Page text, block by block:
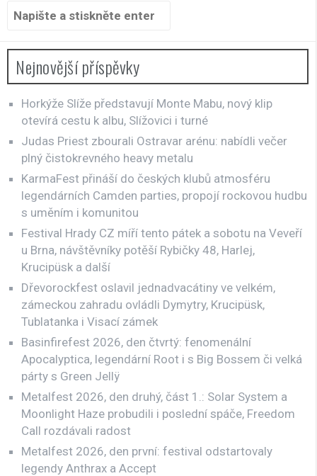
Hledat:
Nejnovější příspěvky
Horkýže Slíže představují Monte Mabu, nový klip
otevírá cestu k albu, Slížovici i turné
Judas Priest zbourali Ostravar arénu: nabídli večer
plný čistokrevného heavy metalu
KarmaFest přináší do českých klubů atmosféru
legendárních Camden parties, propojí rockovou hudbu
s uměním i komunitou
Festival Hrady CZ míří tento pátek a sobotu na Veveří
u Brna, návštěvníky potěší Rybičky 48, Harlej,
Krucipüsk a další
Dřevorockfest oslavil jednadvacátiny ve velkém,
zámeckou zahradu ovládli Dymytry, Krucipüsk,
Tublatanka i Visací zámek
Basinfirefest 2026, den čtvrtý: fenomenální
Apocalyptica, legendární Root i s Big Bossem či velká
párty s Green Jellÿ
Metalfest 2026, den druhý, část 1.: Solar System a
Moonlight Haze probudili i poslední spáče, Freedom
Call rozdávali radost
Metalfest 2026, den první: festival odstartovaly
legendy Anthrax a Accept